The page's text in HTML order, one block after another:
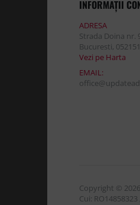
INFORMAŢII
ADRESA
Strada Doina nr.
Bucuresti, 052151
Vezi pe Harta
EMAIL:
Copyright ©
Cui: